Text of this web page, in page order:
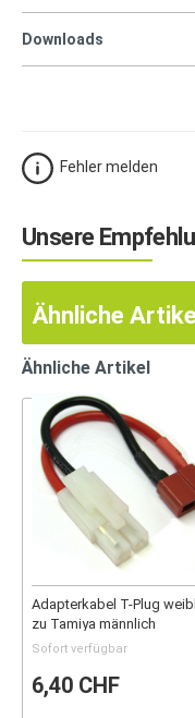
Downloads
Fehler melden
Unsere
Ähnliche Artikel
Ähnliche Artikel
Adapterkabel T-Plug
zu Tamiya männlich
Sofort verfügbar
6,40 CHF